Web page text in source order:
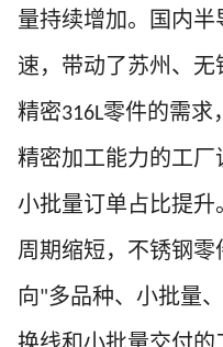
量持续增加。国内半
速，带动了苏州、
精密316L零件的需求
精密加工能力的工厂
小批量订单占比提
周期缩短，不锈钢
向"多品种、小批量